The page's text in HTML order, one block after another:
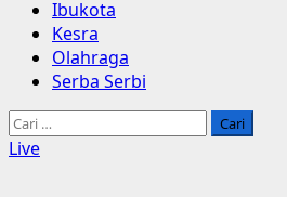
Ibukota
Kesra
Olahraga
Serba Serbi
Cari
untuk:
Live